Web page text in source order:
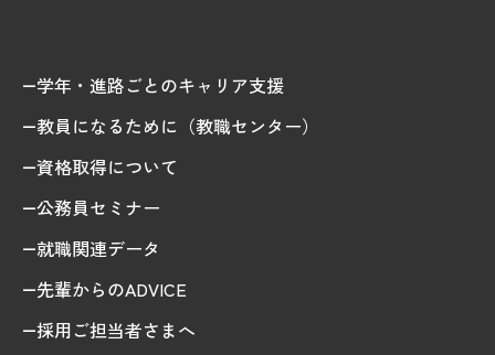
学年・進路ごとのキャリア支援
教員になるために（教職センター）
資格取得について
公務員セミナー
就職関連データ
先輩からのADVICE
採用ご担当者さまへ